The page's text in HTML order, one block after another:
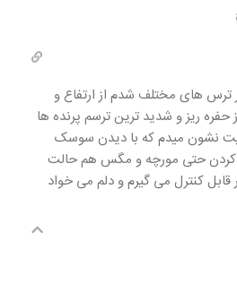
ترس های مختلف شدم از ارتفاع و
ریز و شدید ترین ترسم پرنده ها
نشون میدم که با دیدن سوسک
کردن حتی مورچه و مگس هم حالت
کنترل می گیرم و دلم می خواد